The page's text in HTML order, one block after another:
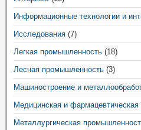
Информационные технологии и
Исследования (7)
Легкая промышленность (18)
Лесная промышленность (3)
Машиностроение и
Медицинская и
Металлургическая